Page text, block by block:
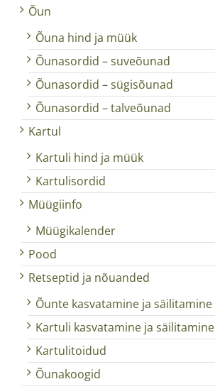
Õun
Õuna hind ja müük
Õunasordid – suveõunad
Õunasordid – sügisõunad
Õunasordid – talveõunad
Kartul
Kartuli hind ja müük
Kartulisordid
Müügiinfo
Müügikalender
Pood
Retseptid ja nõuanded
Õunte kasvatamine ja säilitamine
Kartuli kasvatamine ja säilitamine
Kartulitoidud
Õunakoogid